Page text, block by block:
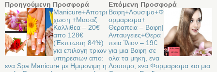
Προηγούμενη Προσφορά
Manicure+Αποτρι
χωση +Μασαζ
Καλλιθεα – 20€
απο 128€
(Έκπτωση 84%)
για επιλογη τριων
υπηρεσιων απο:
ενα Spa Manicure με Ημιμονιμη η
Επόμενη Προσφορά
Βαφη+Λουσιμο+Φ
ορμαρισμα+
Θεραπεια – Βαφη|
Ανταυγειες+Θερα
πεια Ίλιον – 19€
για μια Βαφη σε
ολα τα μηκη, ενα
Λουσιμο, ενα Φορμαρισμα και μια